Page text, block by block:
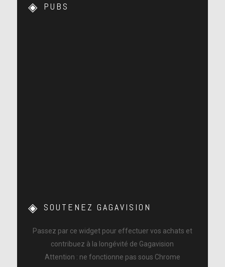
PUBS
SOUTENEZ GAGAVISION
Passez par ce widget pour effectuer vos achats et
contribuez à la longévité de Gagavision
Attention : ne fonctionne pas sous Chrome